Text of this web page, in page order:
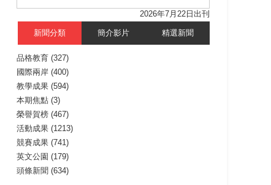
2026年7月22日出刊
新聞分類 簡介影片 精選新聞
品格教育 (327)
國際兩岸 (400)
教學成果 (594)
本期焦點 (3)
榮譽賀榜 (467)
活動成果 (1213)
競賽成果 (741)
英文公園 (179)
頭條新聞 (634)